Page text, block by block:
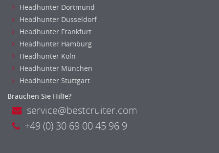
Headhunter Dortmund
Headhunter Dusseldorf
Headhunter Frankfurt
Headhunter Hamburg
Headhunter Koln
Headhunter München
Headhunter Stuttgart
Brauchen Sie Hilfe?
service@bestcruiter.com
+49 (0) 30 69 00 45 96 9